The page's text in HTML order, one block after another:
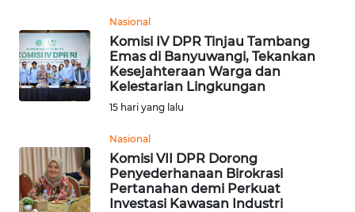
Nasional
Komisi IV DPR Tinjau Tambang
Emas di Banyuwangi, Tekankan
Kesejahteraan Warga dan
Kelestarian Lingkungan
15 hari yang lalu
Nasional
Komisi VII DPR Dorong
Penyederhanaan Birokrasi
Pertanahan demi Perkuat
Investasi Kawasan Industri
KONTAK
KAMI
TENTANG
KAMI